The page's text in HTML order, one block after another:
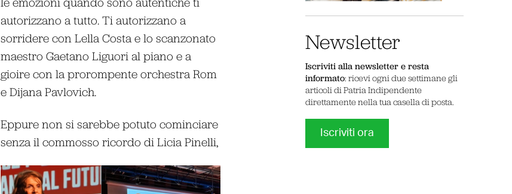
autorizzano a tutto. Ti autorizzano a
sorridere con Lella Costa e lo scanzonato
maestro Gaetano Liguori al piano e a
gioire con la prorompente orchestra Rom
e Dijana Pavlovich.
Eppure non si sarebbe potuto cominciare
senza il commosso ricordo di Licia Pinelli,
Newsletter
Iscriviti alla newsletter e resta
informato: ricevi ogni due settimane gli
articoli di Patria Indipendente
direttamente nella tua casella di posta.
Iscriviti ora